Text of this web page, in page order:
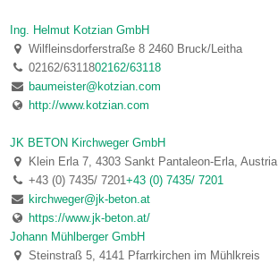
Ing. Helmut Kotzian GmbH
Wilfleinsdorferstraße 8 2460 Bruck/Leitha
02162/6311802162/63118
baumeister@kotzian.com
http://www.kotzian.com
JK BETON Kirchweger GmbH
Klein Erla 7, 4303 Sankt Pantaleon-Erla, Austria
+43 (0) 7435/ 7201+43 (0) 7435/ 7201
kirchweger@jk-beton.at
https://www.jk-beton.at/
Johann Mühlberger GmbH
Steinstraß 5, 4141 Pfarrkirchen im Mühlkreis